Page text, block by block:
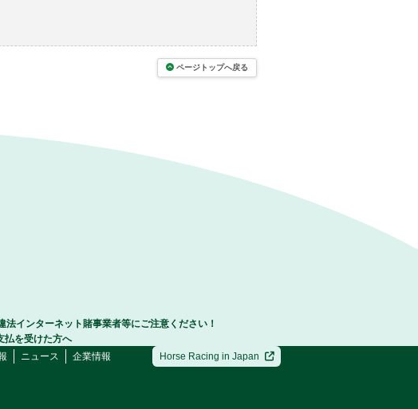
ページトップへ戻る
法インターネット賭事業者等にご注意ください！
払を受けた方へ
ニュース 企業情報 Horse Racing in Japan